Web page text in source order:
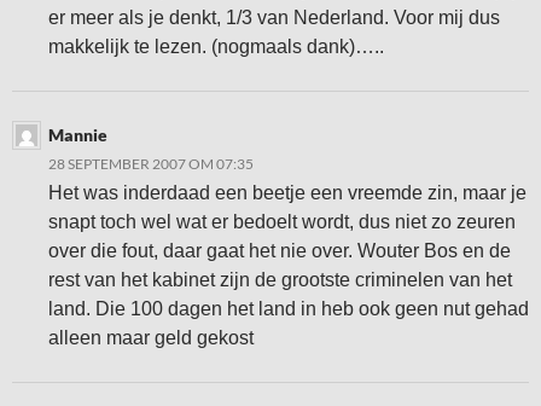
er meer als je denkt, 1/3 van Nederland. Voor mij dus
makkelijk te lezen. (nogmaals dank)…..
Mannie
28 SEPTEMBER 2007 OM 07:35
Het was inderdaad een beetje een vreemde zin, maar je
snapt toch wel wat er bedoelt wordt, dus niet zo zeuren
over die fout, daar gaat het nie over. Wouter Bos en de
rest van het kabinet zijn de grootste criminelen van het
land. Die 100 dagen het land in heb ook geen nut gehad
alleen maar geld gekost